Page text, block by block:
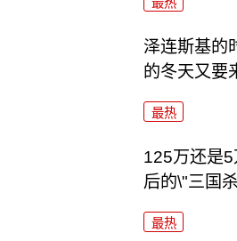
泽连斯基的
的冬天又要
最热
125万还是
后的\"三国
最热